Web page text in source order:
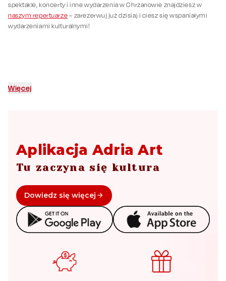
spektakle, koncerty i inne wydarzenia w Chrzanowie znajdziesz w
naszym repertuarze – zarezerwuj już dzisiaj i ciesz się wspaniałymi
wydarzeniami kulturalnymi!
Więcej
Aplikacja Adria Art
Tu zaczyna się kultura
Dowiedz się więcej